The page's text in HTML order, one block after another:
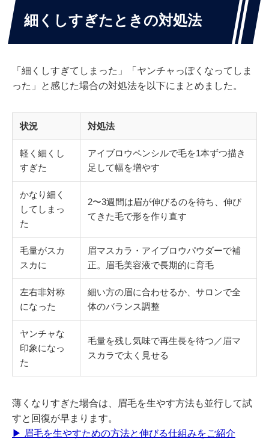
細くしすぎたときの対処法
「細くしすぎてしまった」「ヤンチャっぽくなってしま
った」と感じた場合の対処法を以下にまとめました。
状況 対処法
軽く細くし
すぎた
アイブロウペンシルで毛を1本ずつ描き
足して幅を増やす
かなり細く
してしまっ
た
2〜3週間は眉が伸びるのを待ち、伸び
てきた毛で形を作り直す
毛量がスカ
スカに
眉マスカラ・アイブロウパウダーで補
正。眉毛美容液で長期的に育毛
左右非対称
になった
細い方の眉に合わせるか、サロンで全
体のバランス調整
ヤンチャな
印象になっ
た
毛量を残し気味で再生長を待つ／眉マ
スカラで太く見せる
薄くなりすぎた場合は、眉毛を生やす方法も並行して試
すと回復が早まります。
▶ 眉毛を生やすための方法と伸びる仕組みをご紹介